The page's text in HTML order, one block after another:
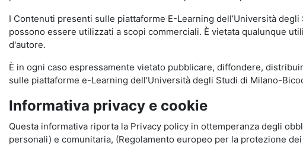
I Contenuti presenti sulle piattaforme E-Learning dell’Università
possono essere utilizzati a scopi commerciali. È vietata qualunque
d'autore.
È in ogni caso espressamente vietato pubblicare, diffondere,
sulle piattaforme e-Learning dell’Università degli Studi di Milano-
Informativa privacy e cookie
Questa informativa riporta la Privacy policy in ottemperanza degli
personali) e comunitaria, (Regolamento europeo per la protezione